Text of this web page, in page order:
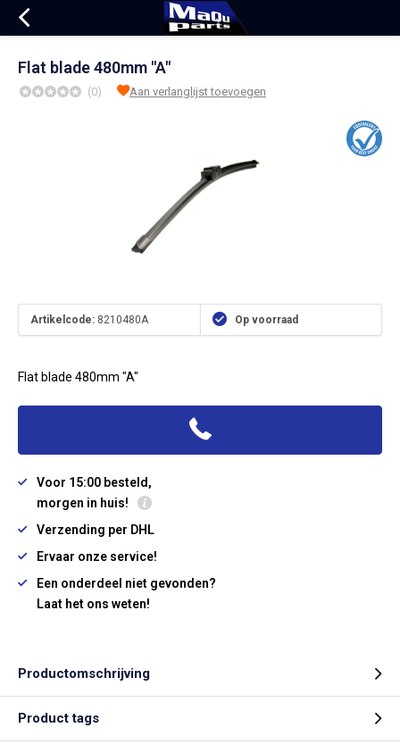
Flat blade 480mm "A"
(0) Aan verlanglijst toevoegen
Artikelcode: 8210480A Op voorraad
Flat blade 480mm "A"
Voor 15:00 besteld,
morgen in huis!
Verzending per DHL
Ervaar onze service!
Een onderdeel niet gevonden?
Laat het ons weten!
Productomschrijving
Product tags